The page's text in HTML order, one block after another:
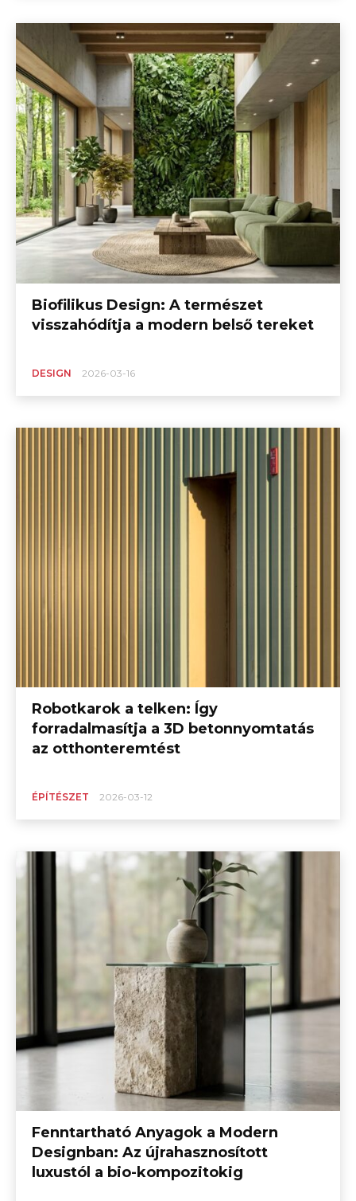
Biofilikus Design: A természet
visszahódítja a modern belső tereket
DESIGN 2026-03-16
Robotkarok a telken: Így
forradalmasítja a 3D betonnyomtatás
az otthonteremtést
ÉPÍTÉSZET 2026-03-12
Fenntartható Anyagok a Modern
Designban: Az újrahasznosított
luxustól a bio-kompozitokig